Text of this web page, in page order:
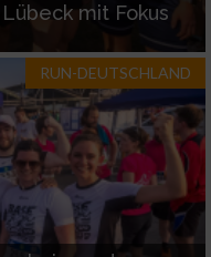
mit Fokus
RUN-DEUTSCHLAND